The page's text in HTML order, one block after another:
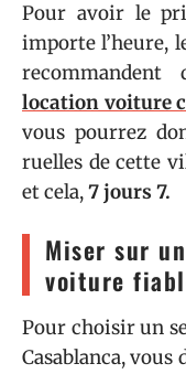
Pour avoir le
importe l’heure,
location voiture
vous pourrez
ruelles de cette
et cela,7 jours 7.
Miser sur
voiture
Pour choisir un
Casablanca, vous